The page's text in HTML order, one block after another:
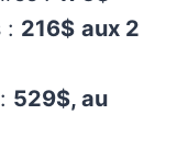
: 216$ aux 2
529$, au